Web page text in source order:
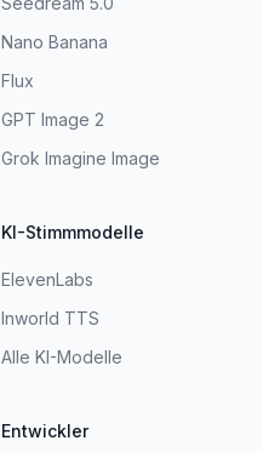
Nano Banana
Flux
GPT Image 2
Grok Imagine Image
KI-Stimmmodelle
ElevenLabs
Inworld TTS
Alle KI-Modelle
Entwickler